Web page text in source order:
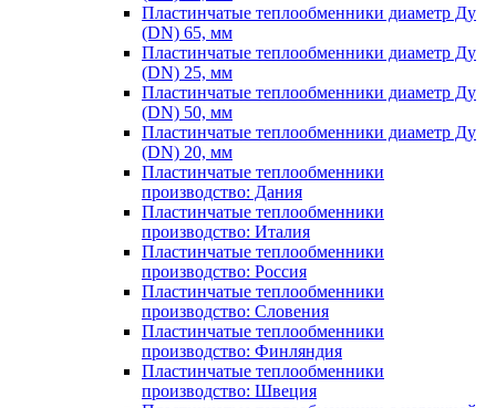
Пластинчатые теплообменники диаметр Ду
(DN) 65, мм
Пластинчатые теплообменники диаметр Ду
(DN) 25, мм
Пластинчатые теплообменники диаметр Ду
(DN) 50, мм
Пластинчатые теплообменники диаметр Ду
(DN) 20, мм
Пластинчатые теплообменники
производство: Дания
Пластинчатые теплообменники
производство: Италия
Пластинчатые теплообменники
производство: Россия
Пластинчатые теплообменники
производство: Словения
Пластинчатые теплообменники
производство: Финляндия
Пластинчатые теплообменники
производство: Швеция